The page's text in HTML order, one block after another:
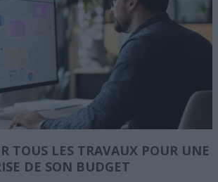
TOUS LES TRAVAUX POUR UNE
DE SON BUDGET